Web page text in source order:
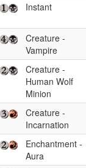
Instant
Creature -
Vampire
Creature -
Human Wolf
Minion
Creature -
Incarnation
Enchantment -
Aura